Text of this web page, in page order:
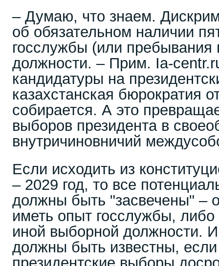
– Думаю, что знаем.
об обязательном наличии
госслужбы (или пребывания
должности. – Прим. Ia-
кандидатуры на
казахстанская бюрократия
собирается. А это
выборов президента в
внутричиновничий
Если исходить из
– 2029 год, то все
должны быть "засвечены" –
иметь опыт госслужбы,
иной выборной должности.
должны быть известны, если